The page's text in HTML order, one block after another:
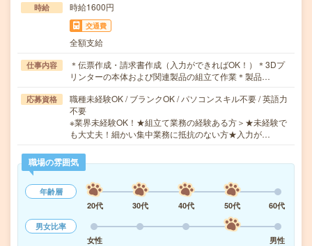
時給 時給1600円
交通費
全額支給
仕事内容
＊伝票作成・請求書作成（入力ができればOK！）＊3Dプ
リンターの本体および関連製品の組立て作業＊製品…
応募資格
職種未経験OK / ブランクOK / パソコンスキル不要 / 英語力
不要
※業界未経験OK！★組立て業務の経験ある方＞★未経験で
も大丈夫！細かい集中業務に抵抗のない方★入力が…
職場の雰囲気
年齢層
20代
30代 40代 50代
60代
男女比率
女性
男性